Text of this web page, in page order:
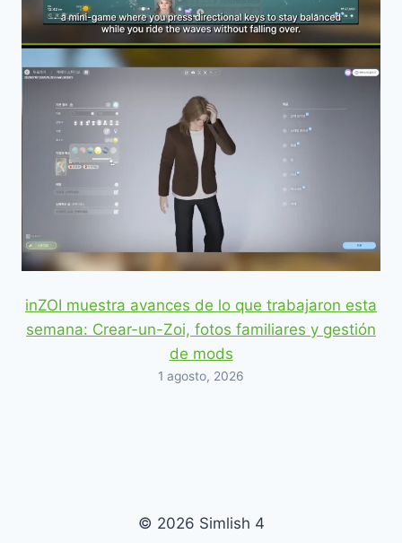
inZOI muestra avances de lo que trabajaron esta
semana: Crear-un-Zoi, fotos familiares y gestión
de mods
1 agosto, 2026
© 2026 Simlish 4